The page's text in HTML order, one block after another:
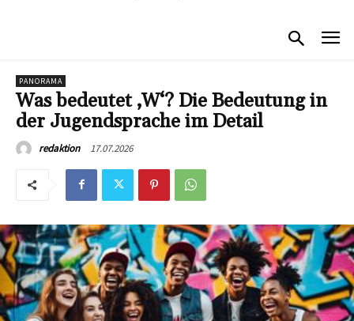
PANORAMA
Was bedeutet ‚W‘? Die Bedeutung in
der Jugendsprache im Detail
redaktion 17.07.2026